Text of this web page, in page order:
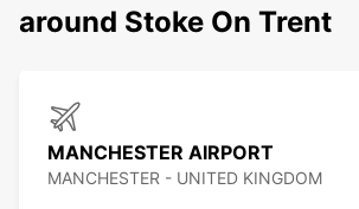
around Stoke On Trent
MANCHESTER AIRPORT
MANCHESTER - UNITED KINGDOM